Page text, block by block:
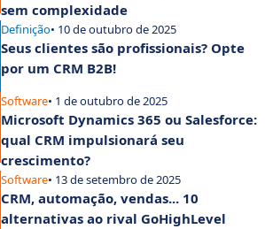
sem complexidade
Definição• 10 de outubro de 2025
Seus clientes são profissionais? Opte
por um CRM B2B!
Software• 1 de outubro de 2025
Microsoft Dynamics 365 ou Salesforce:
qual CRM impulsionará seu
crescimento?
Software• 13 de setembro de 2025
CRM, automação, vendas... 10
alternativas ao rival GoHighLevel